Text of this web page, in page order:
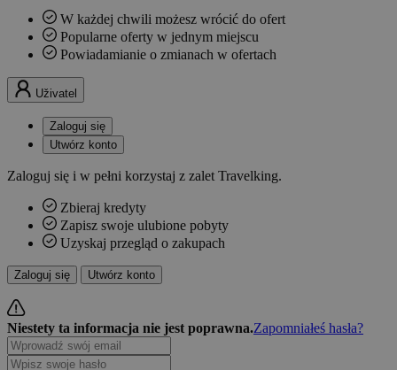
W każdej chwili możesz wrócić do ofert
Popularne oferty w jednym miejscu
Powiadamianie o zmianach w ofertach
Uživatel
Zaloguj się
Utwórz konto
Zaloguj się i w pełni korzystaj z zalet Travelking.
Zbieraj kredyty
Zapisz swoje ulubione pobyty
Uzyskaj przegląd o zakupach
Zaloguj się Utwórz konto
Niestety ta informacja nie jest poprawna.Zapomniałeś hasła?